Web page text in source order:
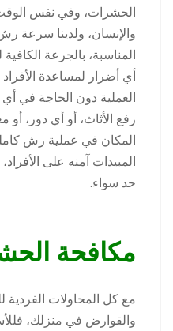
الحشرات، وفي نفس الوقت
والإنسان، ولدينا سرعة
المناسبة، بالجرعة
أي أضرار لمساعدة
العملية دون الحاجة في
رفع الأثاث، أو أي دور،
المكان في عملية رش
المبيدات آمنه على
حد سواء.
مكافحة
مع كل المحاولات
والقوارض في منزلك،